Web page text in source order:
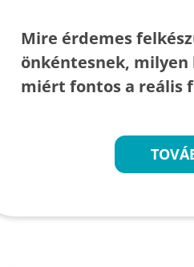
Mire érdemes
önkéntesnek, milyen
miért fontos a reális